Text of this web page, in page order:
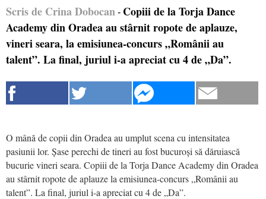
Scris de Crina Dobocan - Copiii de la Torja Dance
Academy din Oradea au stârnit ropote de aplauze,
vineri seara, la emisiunea-concurs „Românii au
talent”. La final, juriul i-a apreciat cu 4 de „Da”.
O mână de copii din Oradea au umplut scena cu intensitatea
pasiunii lor. Șase perechi de tineri au fost bucuroși să dăruiască
bucurie vineri seara. Copiii de la Torja Dance Academy din Oradea
au stârnit ropote de aplauze la emisiunea-concurs „Românii au
talent”. La final, juriul i-a apreciat cu 4 de „Da”.